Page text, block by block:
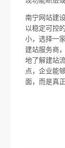
南宁网站建
以稳定可控
小，选择一
建站服务商
地了解建站
点，企业能
面，而是真